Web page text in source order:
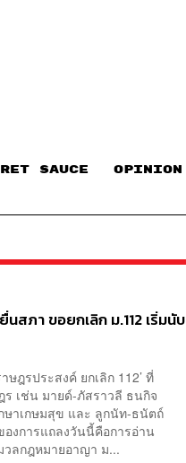
SAUCE​ OPINION
สภา ขอยกเลิก ม.112 เริ่มนับ
ฎรประสงค์ ยกเลิก 112’ ที่
เช่น มายด์-ภัสราวลี ธนกิจ
าเกษมสุข และ ลูกนัท-ธนัตถ์
งการแถลงวันนี้คือการอ่าน
ลกฎหมายอาญา ม...